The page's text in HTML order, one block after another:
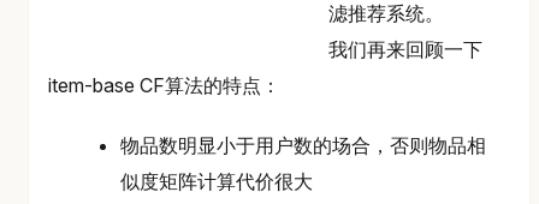
滤推荐系统。
我们再来回顾一下
item-base CF算法的特点：
物品数明显小于用户数的场合，否则物品相
似度矩阵计算代价很大